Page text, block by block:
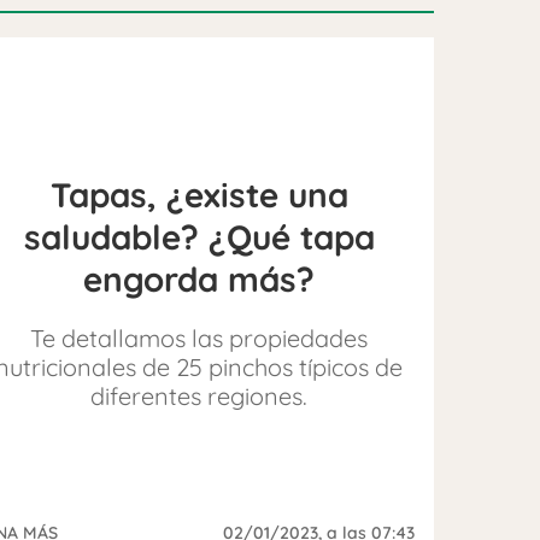
Tapas, ¿existe una
saludable? ¿Qué tapa
engorda más?
Te detallamos las propiedades
de 25 pinchos típicos de
diferentes regiones.
MÁS 02/01/2023, a las 07:43